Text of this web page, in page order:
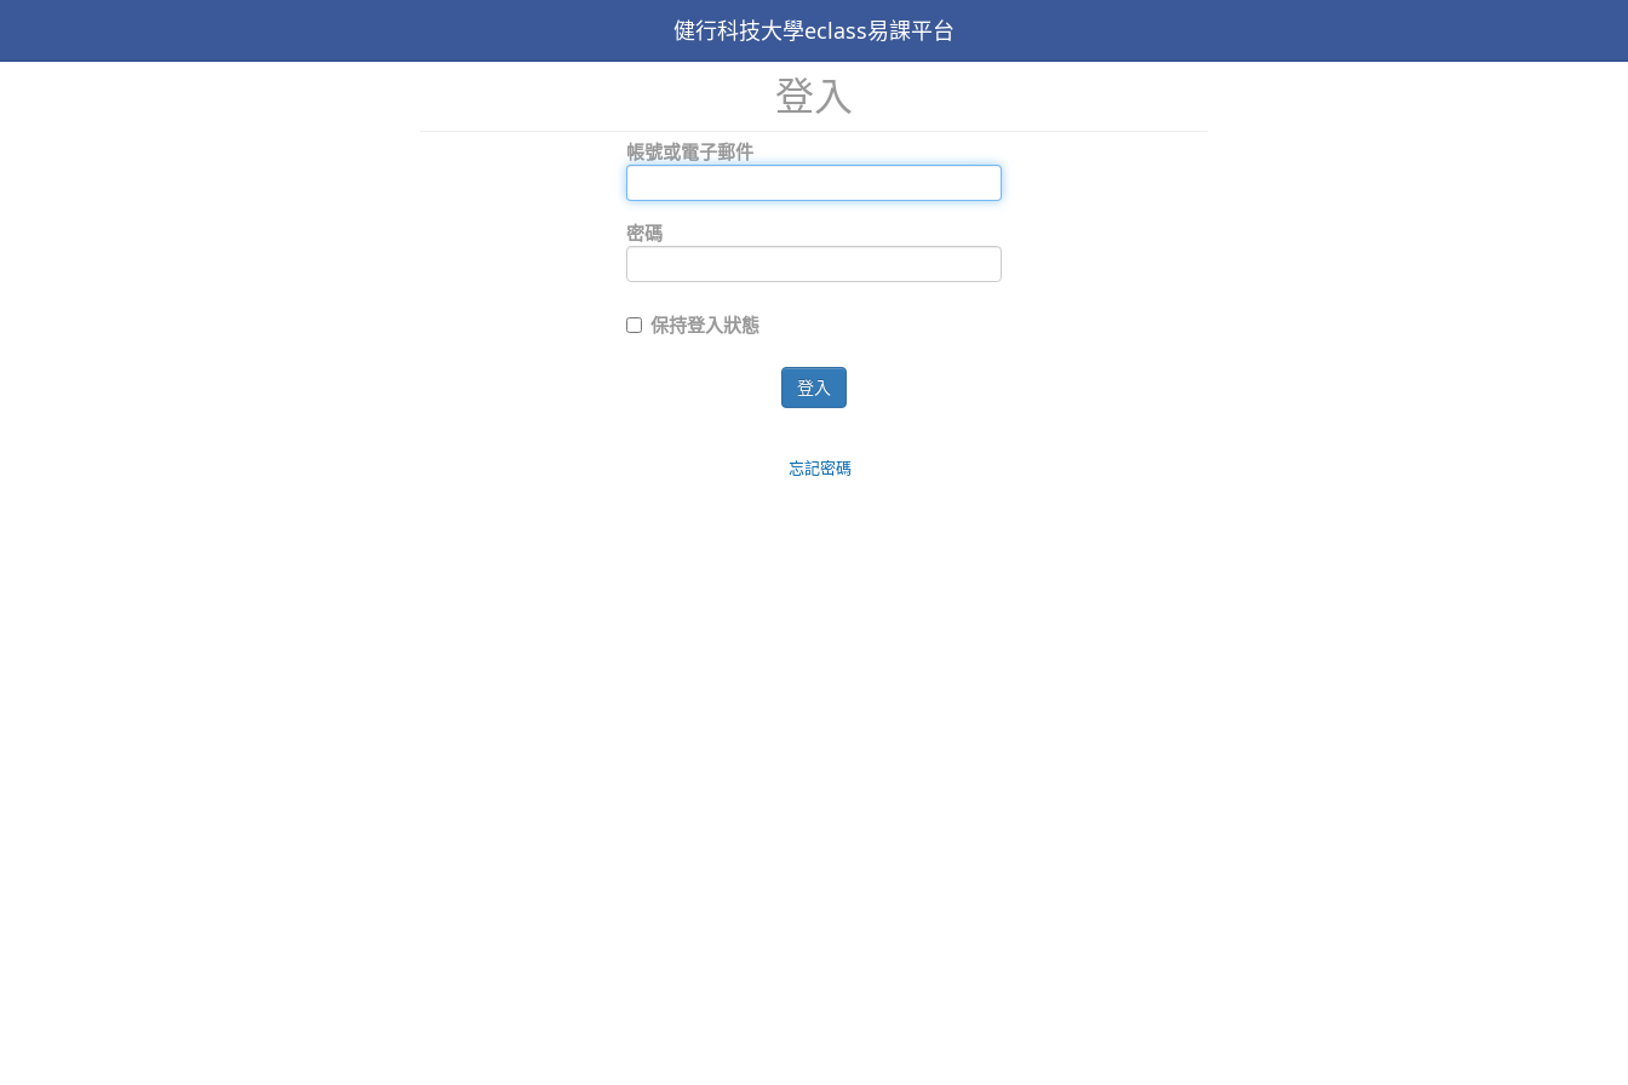
健行科技大學eclass易課平台
登入
帳號或電子郵件
密碼
保持登入狀態
登入
忘記密碼